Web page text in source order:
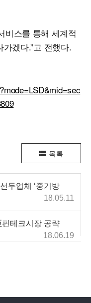
비스를 통해 세계적
겠다.”고 전했다.
목록
두업체 ‘중기방
18.05.11
테크시장 공략
18.06.19